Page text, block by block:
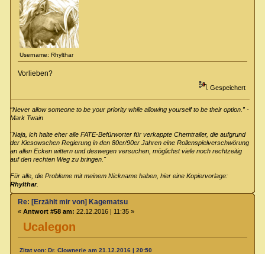
Username: Rhylthar
Vorlieben?
Gespeichert
“Never allow someone to be your priority while allowing yourself to be their option.” -
Mark Twain
"Naja, ich halte eher alle FATE-Befürworter für verkappte Chemtrailer, die aufgrund
der Kiesowschen Regierung in den 80er/90er Jahren eine Rollenspielverschwörung
an allen Ecken wittern und deswegen versuchen, möglichst viele noch rechtzeitig
auf den rechten Weg zu bringen."
Für alle, die Probleme mit meinem Nickname haben, hier eine Kopiervorlage:
Rhylthar.
Ucalegon
Re: [Erzählt mir von] Kagematsu
« Antwort #58 am: 22.12.2016 | 11:35 »
Zitat von: Dr. Clownerie am 21.12.2016 | 20:50